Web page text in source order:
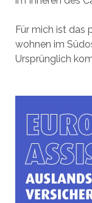
Für mich ist das
wohnen im
Ursprünglich